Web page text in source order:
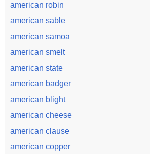
american robin
american sable
american samoa
american smelt
american state
american badger
american blight
american cheese
american clause
american copper